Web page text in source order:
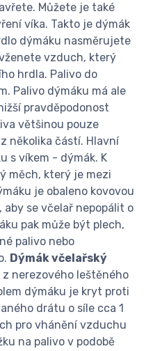
Můžete je také
víka. Takto je dýmák
dýmáku nasměrujete
vzduch, který
hrdla. Palivo do
Palivo dýmáku má ale
pravděpodonost
většinou pouze
několika částí. Hlavní
s víkem - dýmák. K
měch, který je mezi
je obaleno kovovou
se včelař nepopálit o
pak může být plech,
palivo nebo
Dýmák včelařský
z nerezového leštěného
dýmáku je kryt proti
drátu o síle cca 1
pro vhánění vzduchu
na palivo v podobě